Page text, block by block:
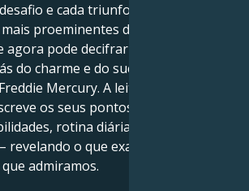
e cada triunfo das
proeminentes do mundo está
agora pode decifrar as forças
do charme e do sucesso
Mercury. A leitura do mapa
os seus pontos fortes, pontos
rotina diária e momentos
revelando o que exatamente os
admiramos.